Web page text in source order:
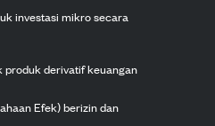
investasi mikro secara
produk derivatif keuangan
Efek) berizin dan